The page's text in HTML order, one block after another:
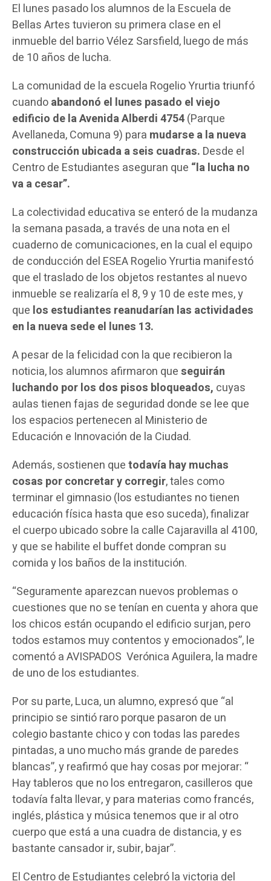
El lunes pasado los alumnos de la Escuela de
Bellas Artes tuvieron su primera clase en el
inmueble del barrio Vélez Sarsfield, luego de más
de 10 años de lucha.
La comunidad de la escuela Rogelio Yrurtia triunfó
cuandoabandonó el lunes pasado el viejo
edificio de la Avenida Alberdi 4754(Parque
Avellaneda, Comuna 9) para mudarse a la nueva
construcción ubicada a seis cuadras. Desde el
Centro de Estudiantes aseguran que “la lucha no
va a cesar”.
La colectividad educativa se enteró de la mudanza
la semana pasada, a través de una nota en el
cuaderno de comunicaciones, en la cual el equipo
de conducción del ESEA Rogelio Yrurtia manifestó
que el traslado de los objetos restantes al nuevo
inmueble se realizaría el 8, 9 y 10 de este mes, y
que los estudiantes reanudarían las actividades
en la nueva sede el lunes 13.
A pesar de la felicidad con la que recibieron la
noticia, los alumnos afirmaron queseguirán
luchando por los dos pisos bloqueados, cuyas
aulas tienen fajas de seguridad donde se lee que
los espacios pertenecen al Ministerio de
Educación e Innovación de la Ciudad.
Además, sostienen quetodavía hay muchas
cosas por concretar y corregir, tales como
terminar el gimnasio (los estudiantes no tienen
educación física hasta que eso suceda), finalizar
el cuerpo ubicado sobre la calle Cajaravilla al 4100,
y que se habilite el buffet donde compran su
comida y los baños de la institución.
“Seguramente aparezcan nuevos problemas o
cuestiones que no se tenían en cuenta y ahora que
los chicos están ocupando el edificio surjan, pero
todos estamos muy contentos y emocionados”, le
comentó a AVISPADOS Verónica Aguilera, la madre
de uno de los estudiantes.
Por su parte, Luca, un alumno, expresó que “al
principio se sintió raro porque pasaron de un
colegio bastante chico y con todas las paredes
pintadas, a uno mucho más grande de paredes
blancas”, y reafirmó que hay cosas por mejorar: “
Hay tableros que no los entregaron, casilleros que
todavía falta llevar, y para materias como francés,
inglés, plástica y música tenemos que ir al otro
cuerpo que está a una cuadra de distancia, y es
bastante cansador ir, subir, bajar”.
El Centro de Estudiantes celebró la victoria del